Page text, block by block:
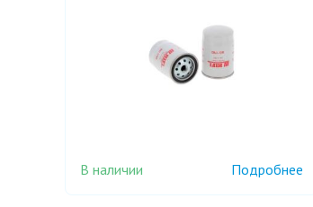
В наличии Подробнее